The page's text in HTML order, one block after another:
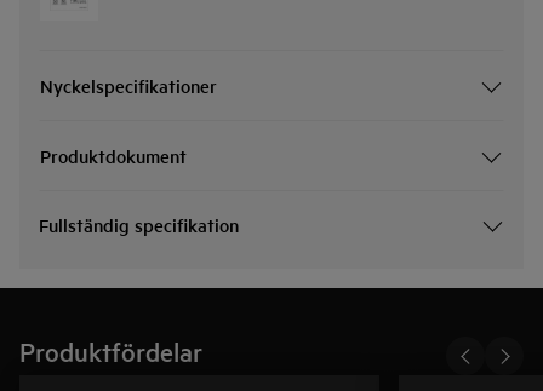
Nyckelspecifikationer
Produktdokument
Fullständig specifikation
Produktfördelar